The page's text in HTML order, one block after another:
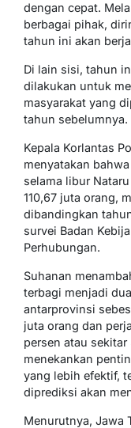
dengan cepat.
berbagai pihak,
tahun ini akan
Di lain sisi, tahun
dilakukan untuk
masyarakat yang
tahun sebelumnya.
Kepala Korlantas
menyatakan
selama libur
110,67 juta orang,
dibandingkan
survei Badan
Perhubungan.
Suhanan
terbagi menjadi
antarprovinsi
juta orang dan
persen atau
menekankan
yang lebih efektif,
diprediksi akan
Menurutnya, Jawa